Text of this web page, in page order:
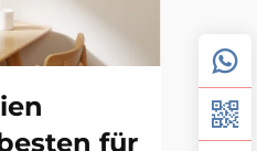
für